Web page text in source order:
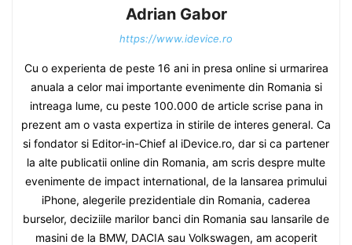
Adrian Gabor
https://www.idevice.ro
Cu o experienta de peste 16 ani in presa online si urmarirea
anuala a celor mai importante evenimente din Romania si
intreaga lume, cu peste 100.000 de article scrise pana in
prezent am o vasta expertiza in stirile de interes general. Ca
si fondator si Editor-in-Chief al iDevice.ro, dar si ca partener
la alte publicatii online din Romania, am scris despre multe
evenimente de impact international, de la lansarea primului
iPhone, alegerile prezidentiale din Romania, caderea
burselor, deciziile marilor banci din Romania sau lansarile de
masini de la BMW, DACIA sau Volkswagen, am acoperit